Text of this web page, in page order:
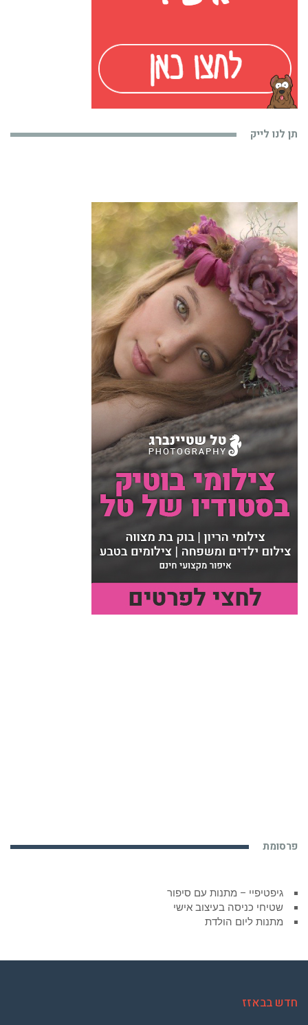
תן לנו לייק
פרסומת
גיפטיפיי – מתנות עם סיפור
שטיחי כניסה בעיצוב אישי
מתנות ליום הולדת
חדש בבאזז